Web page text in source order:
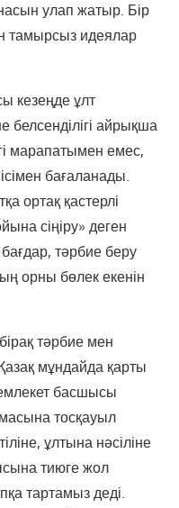
улап жатыр. Бір
тамырсыз идеялар
кезеңде ұлт
айрықша
марапатымен емес,
бағаланады.
ортақ қастерлі
сіңіру» деген
бағдар, тәрбие беру
орны бөлек екенін
тәрбие мен
мұндайда қарты
басшысы
тосқауыл
ұлтына нәсіліне
тиюге жол
тартамыз деді.